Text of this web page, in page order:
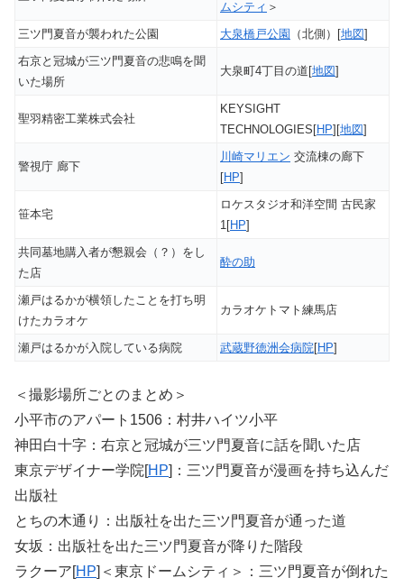
ムシティ ＞
三ツ門夏音が襲われた公園
大泉橋戸公園 （北側）[地図]
右京と冠城が三ツ門夏音の悲鳴を聞
いた場所
大泉町4丁目の道[地図]
聖羽精密工業株式会社
KEYSIGHT
TECHNOLOGIES[HP][地図]
警視庁 廊下
川崎マリエン 交流棟の廊下
[HP]
笹本宅
ロケスタジオ和洋空間 古民家
1[HP]
共同墓地購入者が懇親会（？）をし
た店
酔の助
瀬戸はるかが横領したことを打ち明
けたカラオケ
カラオケトマト練馬店
瀬戸はるかが入院している病院 武蔵野徳洲会病院[HP]
＜撮影場所ごとのまとめ＞
小平市のアパート1506：村井ハイツ小平
神田白十字：右京と冠城が三ツ門夏音に話を聞いた店
東京デザイナー学院[HP]：三ツ門夏音が漫画を持ち込んだ
出版社
とちの木通り：出版社を出た三ツ門夏音が通った道
女坂：出版社を出た三ツ門夏音が降りた階段
ラクーア[HP]＜東京ドームシティ＞：三ツ門夏音が倒れた